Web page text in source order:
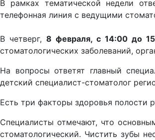
В рамках тематической недели
телефонная линия с ведущими
В четверг,8 февраля, с 14:00 до
стоматологических заболеваний,
На вопросы ответят главный
детский специалист-стоматолог
Есть три факторы здоровья полости
Специалисты отмечают, что
стоматологический. Чистить зубы